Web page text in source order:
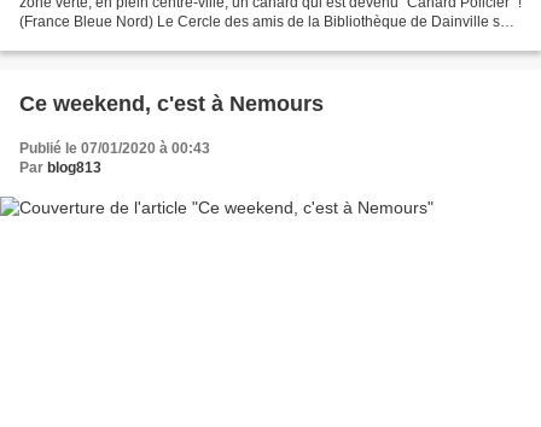
(France Bleue Nord) Le Cercle des amis de la Bibliothèque de Dainville sera
Ce weekend, c'est à Nemours
Publié le 07/01/2020 à 00:43
Par blog813